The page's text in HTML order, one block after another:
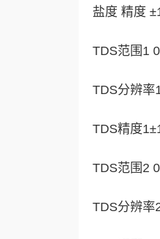
盐度 精度
TDS范围1
TDS分辨率
TDS精度
TDS范围2
TDS分辨率